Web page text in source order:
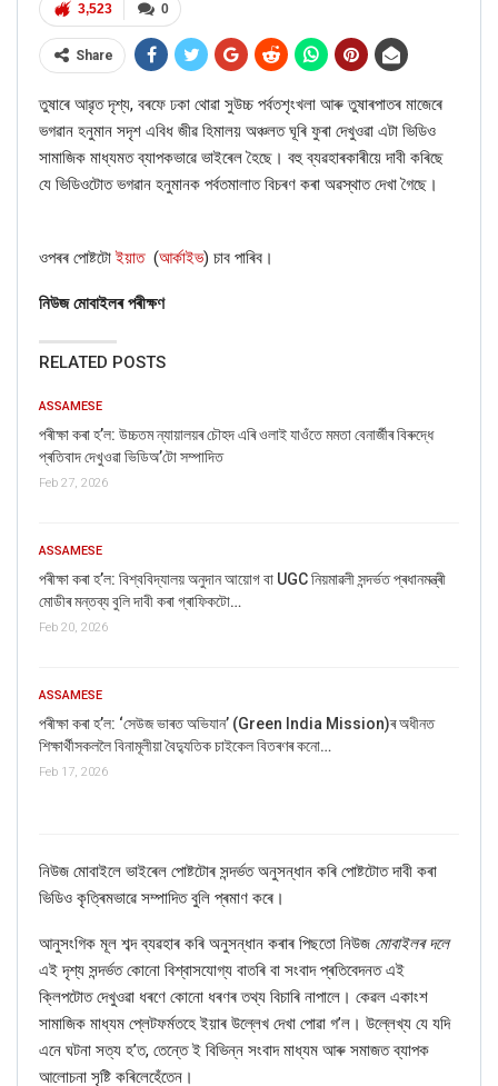
0
3,523
Share
তুষাৰে আৱৃত দৃশ্য, বৰফে ঢকা থোৱা সুউচ্চ পৰ্বতশৃংখলা আৰু তুষাৰপাতৰ মাজেৰে
ভগৱান হনুমান সদৃশ এবিধ জীৱ হিমালয় অঞ্চলত ঘূৰি ফুৰা দেখুওৱা এটা ভিডিও
সামাজিক মাধ্যমত ব্যাপকভাৱে ভাইৰেল হৈছে। বহু ব্যৱহাৰকাৰীয়ে দাবী কৰিছে
যে ভিডিওটোত ভগৱান হনুমানক পৰ্বতমালাত বিচৰণ কৰা অৱস্থাত দেখা গৈছে।
ওপৰৰ পোষ্টটোইয়াত (আৰ্কাইভ) চাব পাৰিব।
নিউজ মোবাইলৰ পৰীক্ষণ
RELATED POSTS
ASSAMESE
পৰীক্ষা কৰা হ’ল: উচ্চতম ন্যায়ালয়ৰ চৌহদ এৰি ওলাই যাওঁতে মমতা বেনাৰ্জীৰ বিৰুদ্ধে
প্ৰতিবাদ দেখুওৱা ভিডিঅ’টো সম্পাদিত
Feb 27, 2026
ASSAMESE
পৰীক্ষা কৰা হ’ল: বিশ্ববিদ্যালয় অনুদান আয়োগ বা UGC নিয়মাৱলী সন্দৰ্ভত প্ৰধানমন্ত্ৰী
মোডীৰ মন্তব্য বুলি দাবী কৰা গ্ৰাফিকটো…
Feb 20, 2026
ASSAMESE
পৰীক্ষা কৰা হ’ল: ‘সেউজ ভাৰত অভিযান’ (Green India Mission)ৰ অধীনত
শিক্ষাৰ্থীসকললৈ বিনামূলীয়া বৈদ্যুতিক চাইকেল বিতৰণৰ কনো…
Feb 17, 2026
নিউজ মোবাইলে ভাইৰেল পোষ্টটোৰ সন্দৰ্ভত অনুসন্ধান কৰি পোষ্টটোত দাবী কৰা
ভিডিও কৃত্ৰিমভাৱে সম্পাদিত বুলি প্ৰমাণ কৰে।
আনুসংগিক মূল শব্দ ব্যৱহাৰ কৰি অনুসন্ধান কৰাৰ পিছতো নিউজ মোবাইলৰ দলে
এই দৃশ্য সন্দৰ্ভত কোনো বিশ্বাসযোগ্য বাতৰি বা সংবাদ প্ৰতিবেদনত এই
ক্লিপটোত দেখুওৱা ধৰণে কোনো ধৰণৰ তথ্য বিচাৰি নাপালে। কেৱল একাংশ
সামাজিক মাধ্যম প্লেটফৰ্মতহে ইয়াৰ উল্লেখ দেখা পোৱা গ’ল। উল্লেখ্য যে যদি
এনে ঘটনা সত্য হ’ত, তেন্তে ই বিভিন্ন সংবাদ মাধ্যম আৰু সমাজত ব্যাপক
আলোচনা সৃষ্টি কৰিলেহেঁতেন।